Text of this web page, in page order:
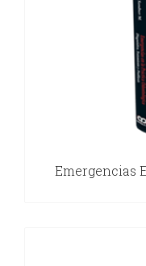
Emergencias